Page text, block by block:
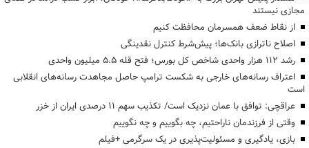
مجازی نیستند
از نقاط ضعف همسرمان محافظت کنیم
اصلاح ناترازی بانک‌ها؛ پیش‌شرط کنترل نقدینگی
رشد ۱۱۲ هزار واحدی شاخص کل بورس؛ فتح قله ۵.۵ میلیون واحدی
اعتراف رسانه‌های خارجی به شکست ترامپ حاصل مجاهدت رسانه‌های انقلابی
است
عراقچی: توافق با عمان نزدیک است/ تکذیب سهم ۱۱ درصدی ایران از خزر
وقتی از فرزندمان ناراحتیم، چه بگوییم و چه نگوییم
بازی، یادگیری و مسئولیت‌پذیری در یک سرگرمی +فیلم